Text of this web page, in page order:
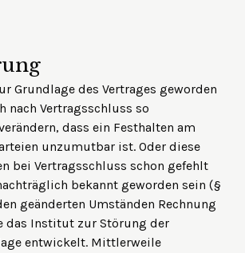
Grundlage des Vertrages geworden
nach Vertragsschluss so
dass ein Festhalten am
unzumutbar ist. Oder diese
bei Vertragsschluss schon gefehlt
bekannt geworden sein (§
geänderten Umständen Rechnung
das Institut zur Störung der
entwickelt. Mittlerweile